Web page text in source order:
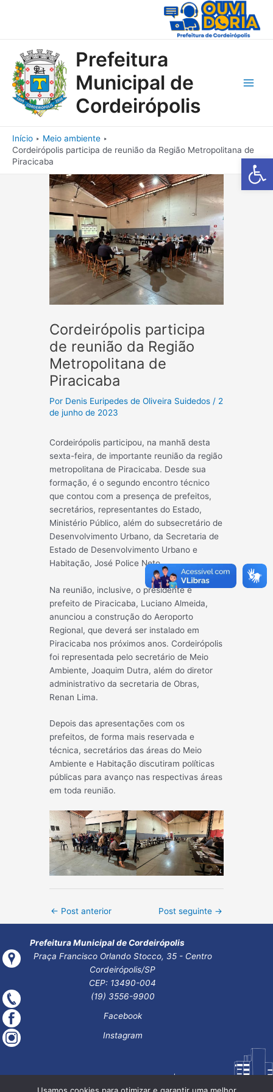
Barra de
Prefeitura
Municipal de
Cordeirópolis
Início
Meio ambiente
Cordeirópolis participa de reunião da Região Metropolitana de
Piracicaba
Cordeirópolis participa
de reunião da Região
Metropolitana de
Piracicaba
Por Denis Euripedes de Oliveira Suidedos/ 2
de junho de 2023
Cordeirópolis participou, na manhã desta
sexta-feira, de importante reunião da região
metropolitana de Piracicaba. Desde sua
formação, é o segundo encontro técnico
que contou com a presença de prefeitos,
secretários, representantes do Estado,
Ministério Público, além do subsecretário de
Desenvolvimento Urbano, da Secretaria de
Estado de Desenvolvimento Urbano e
Habitação, José Police Neto.
Na reunião, inclusive, o presidente e
prefeito de Piracicaba, Luciano Almeida,
anunciou a construção do Aeroporto
Regional, que deverá ser instalado em
Piracicaba nos próximos anos. Cordeirópolis
foi representada pelo secretário de Meio
Ambiente, Joaquim Dutra, além do diretor
administrativo da secretaria de Obras,
Renan Lima.
Depois das apresentações com os
prefeitos, de forma mais reservada e
técnica, secretários das áreas do Meio
Ambiente e Habitação discutiram políticas
públicas para avanço nas respectivas áreas
em toda reunião.
Post
← Post anterior Post seguinte →
Prefeitura Municipal de Cordeirópolis
Praça Francisco Orlando Stocco, 35 - Centro
Cordeirópolis/SP
CEP: 13490-004
(19) 3556-9900
Facebook
Instagram